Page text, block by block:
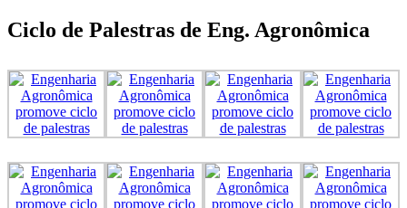
Ciclo de Palestras de Eng. Agronômica